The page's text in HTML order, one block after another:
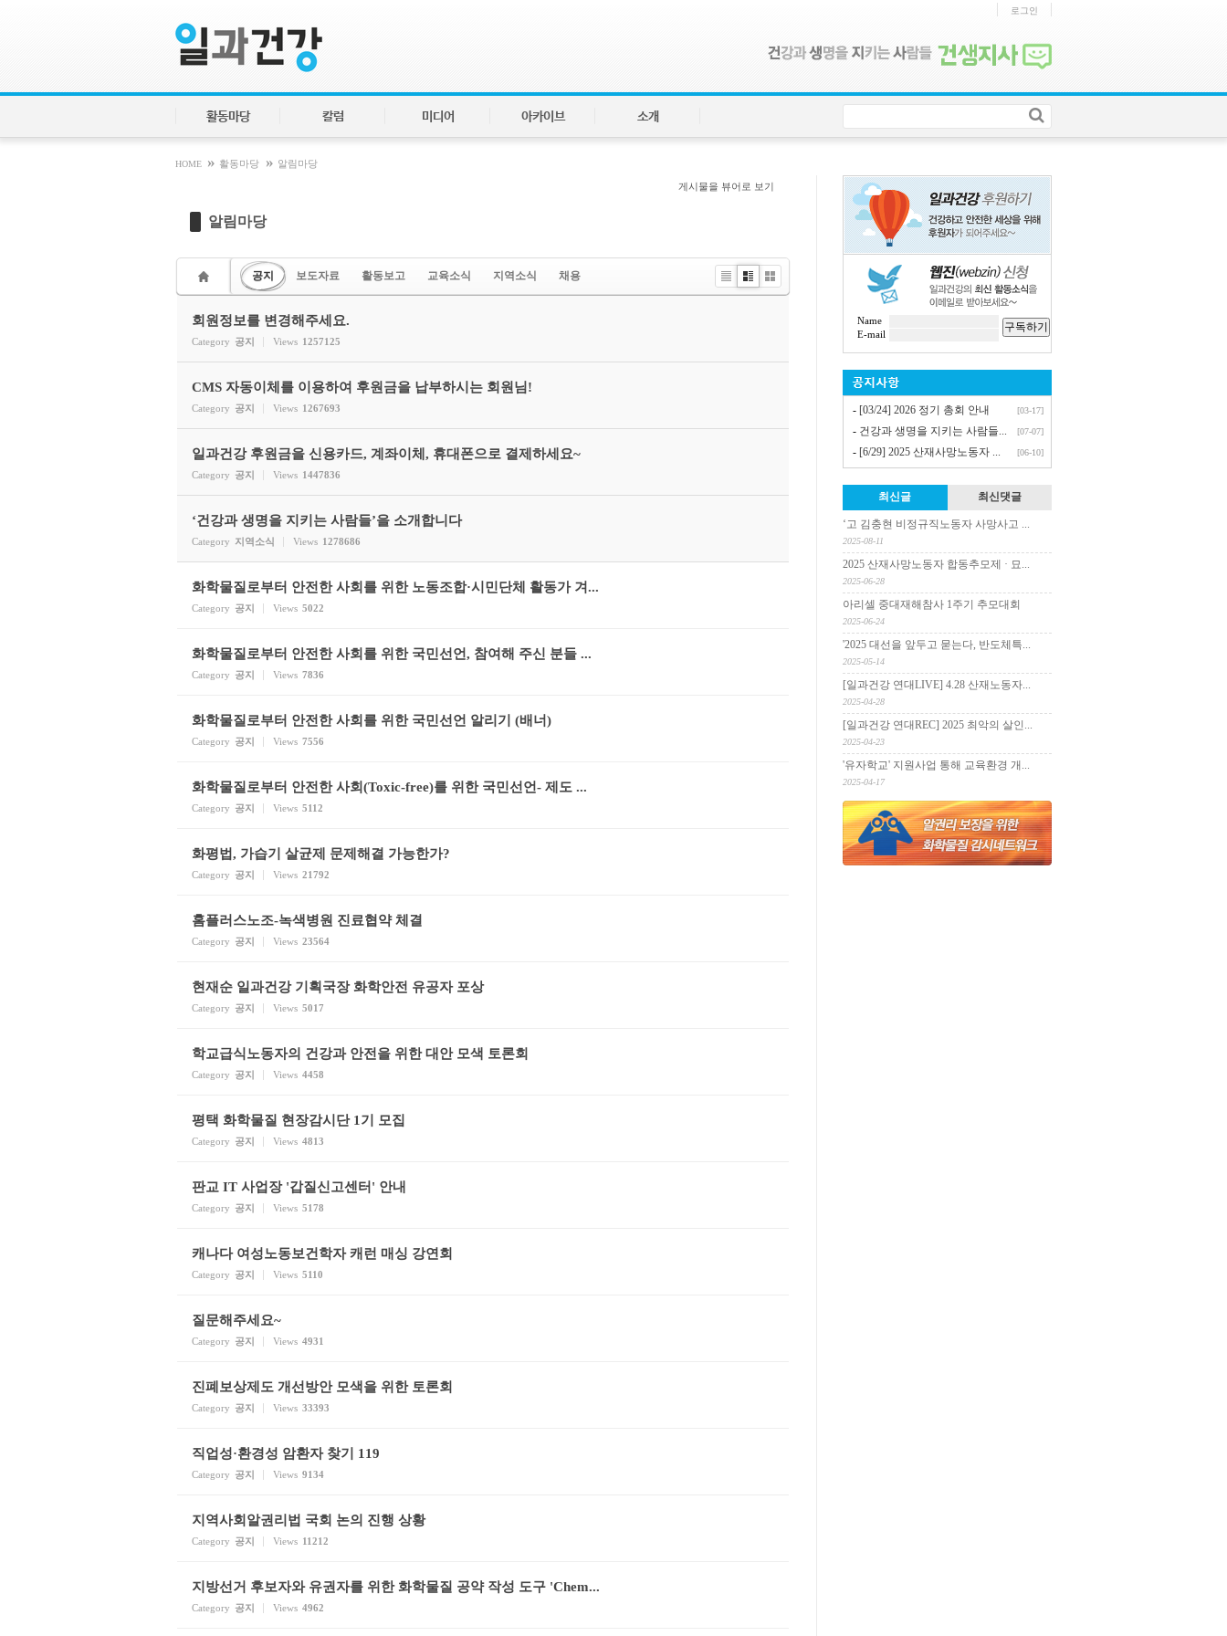
로그인
활동마당 칼럼 미디어 아카이브 소개
HOME » 활동마당 » 알림마당
게시물을 뷰어로 보기
알림마당
공지 보도자료 활동보고 교육소식 지역소식
채용
Li
Zi
G
회원정보를 변경해주세요.
Category 공지 Views 1257125
CMS 자동이체를 이용하여 후원금을 납부하시는 회원님!
Category 공지 Views 1267693
일과건강 후원금을 신용카드, 계좌이체, 휴대폰으로 결제하세요~
Category 공지 Views 1447836
‘건강과 생명을 지키는 사람들’을 소개합니다
Category 지역소식 Views 1278686
화학물질로부터 안전한 사회를 위한 노동조합·시민단체 활동가 겨...
Category 공지 Views 5022
화학물질로부터 안전한 사회를 위한 국민선언, 참여해 주신 분들 ...
Category 공지 Views 7836
화학물질로부터 안전한 사회를 위한 국민선언 알리기 (배너)
Category 공지 Views 7556
화학물질로부터 안전한 사회(Toxic-free)를 위한 국민선언- 제도 ...
Category 공지 Views 5112
화평법, 가습기 살균제 문제해결 가능한가?
Category 공지 Views 21792
홈플러스노조-녹색병원 진료협약 체결
Category 공지 Views 23564
현재순 일과건강 기획국장 화학안전 유공자 포상
Category 공지 Views 5017
학교급식노동자의 건강과 안전을 위한 대안 모색 토론회
Category 공지 Views 4458
평택 화학물질 현장감시단 1기 모집
Category 공지 Views 4813
판교 IT 사업장 '갑질신고센터' 안내
Category 공지 Views 5178
캐나다 여성노동보건학자 캐런 매싱 강연회
Category 공지 Views 5110
질문해주세요~
Category 공지 Views 4931
진폐보상제도 개선방안 모색을 위한 토론회
Category 공지 Views 33393
직업성·환경성 암환자 찾기 119
Category 공지 Views 9134
지역사회알권리법 국회 논의 진행 상황
Category 공지 Views 11212
지방선거 후보자와 유권자를 위한 화학물질 공약 작성 도구 'Chem...
Category 공지 Views 4962
Name 구독하기
E-mail
- [03/24] 2026 정기 총회 안내 [03-17]
- 건강과 생명을 지키는 사람들... [07-07]
- [6/29] 2025 산재사망노동자 ... [06-10]
최신글 최신댓글
‘고 김충현 비정규직노동자 사망사고 ...
2025-08-11
2025 산재사망노동자 합동추모제 · 묘...
2025-06-28
아리셀 중대재해참사 1주기 추모대회
2025-06-24
'2025 대선을 앞두고 묻는다, 반도체특...
2025-05-14
[일과건강 연대LIVE] 4.28 산재노동자...
2025-04-28
[일과건강 연대REC] 2025 최악의 살인...
2025-04-23
'유자학교' 지원사업 통해 교육환경 개...
2025-04-17